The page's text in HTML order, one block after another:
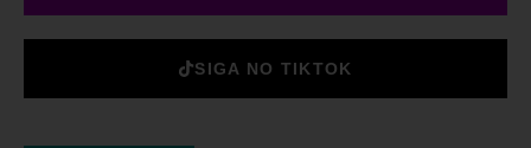
SIGA NO TIKTOK